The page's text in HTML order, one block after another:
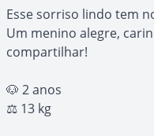
Esse sorriso lindo tem
Um menino alegre,
compartilhar!
🐶 2 anos
⚖️ 13 kg